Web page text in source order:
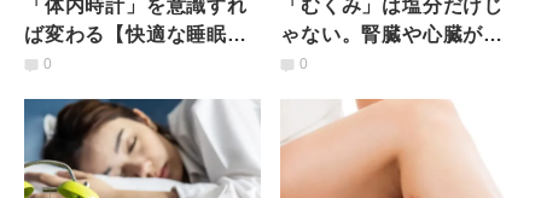
「体内時計」を意識すれ
ば変わる【快適な睡眠】
のための朝と晩に行いた
ーズ
0
「むくみ」は塩分だけじ
ゃない。腎臓や心臓が関
係することもあるって知
0